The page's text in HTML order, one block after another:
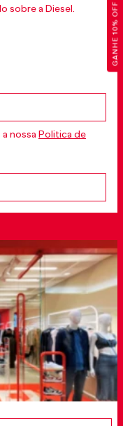
GANHE 10% OFF
sobre a Diesel.
nossa Politica de